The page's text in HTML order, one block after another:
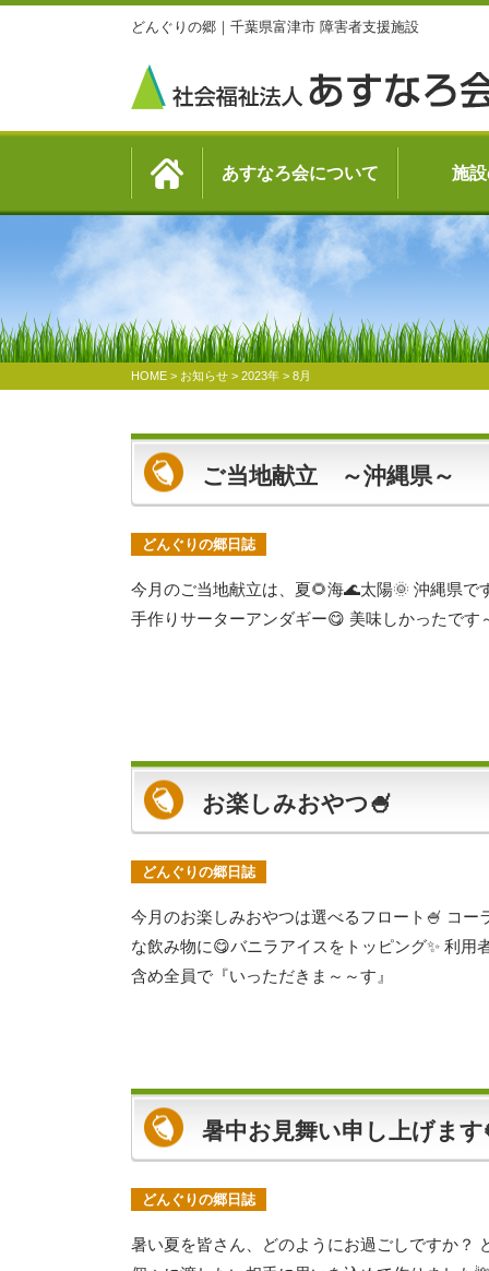
どんぐりの郷｜千葉県富津市 障害者支援施設
あすなろ会について 施
HOME > お知らせ > 2023年 > 8月
ご当地献立 ～沖縄県～
どんぐりの郷日誌
今月のご当地献立は、夏🌻海🌊太陽🌞 沖縄県
手作りサーターアンダギー😋 美味しかったです
お楽しみおやつ🍧
どんぐりの郷日誌
今月のお楽しみおやつは選べるフロート🍧 コ
な飲み物に😋バニラアイスをトッピング✨ 利
含め全員で『いっただきま～～す』
暑中お見舞い申し上げます
どんぐりの郷日誌
暑い夏を皆さん、どのようにお過ごしですか？